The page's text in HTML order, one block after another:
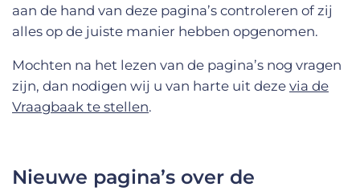
aan de hand van deze pagina’s controleren of zij
alles op de juiste manier hebben opgenomen.
Mochten na het lezen van de pagina’s nog vragen
zijn, dan nodigen wij u van harte uit deze via de
Vraagbaak te stellen.
Nieuwe pagina’s over de